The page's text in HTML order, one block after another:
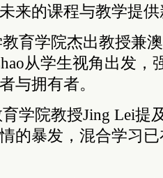
来的课程与教学提
育学院杰出教授兼
从学生视角出发，
与拥有者。
学院教授Jing Lei提
的暴发，混合学习